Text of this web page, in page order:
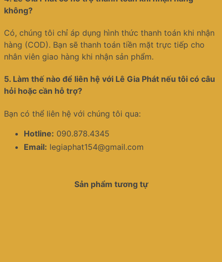
không?
Có, chúng tôi chỉ áp dụng hình thức thanh toán khi nhận
hàng (COD). Bạn sẽ thanh toán tiền mặt trực tiếp cho
nhân viên giao hàng khi nhận sản phẩm.
5. Làm thế nào để liên hệ với Lê Gia Phát nếu tôi có câu
hỏi hoặc cần hỗ trợ?
Bạn có thể liên hệ với chúng tôi qua:
Hotline: 090.878.4345
Email: legiaphat154@gmail.com
Sản phẩm tương tự